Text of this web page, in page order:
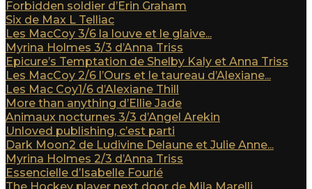
Forbidden soldier d’Erin Graham
Six de Max L Telliac
Les MacCoy 3/6 la louve et le glaive...
Myrina Holmes 3/3 d’Anna Triss
Epicure’s Temptation de Shelby Kaly et Anna Triss
Les MacCoy 2/6 l’Ours et le taureau d’Alexiane...
Les Mac Coy1/6 d’Alexiane Thill
More than anything d’Ellie Jade
Animaux nocturnes 3/3 d’Angel Arekin
Unloved publishing, c’est parti
Dark Moon2 de Ludivine Delaune et Julie Anne...
Myrina Holmes 2/3 d’Anna Triss
Essencielle d’Isabelle Fourié